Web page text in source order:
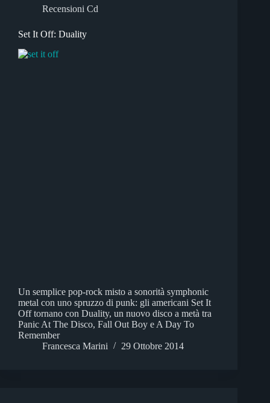
Recensioni Cd
Set It Off: Duality
Un semplice pop-rock misto a sonorità symphonic
metal con uno spruzzo di punk: gli americani Set It
Off tornano con Duality, un nuovo disco a metà tra
Panic At The Disco, Fall Out Boy e A Day To
Remember
Francesca Marini
29 Ottobre 2014